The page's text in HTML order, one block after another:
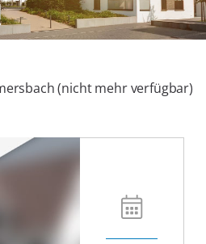
(nicht mehr verfügbar)